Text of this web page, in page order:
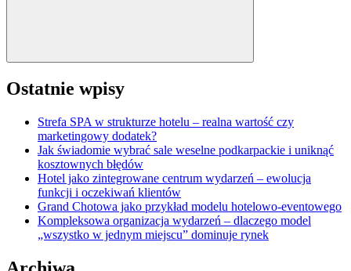
Ostatnie wpisy
Strefa SPA w strukturze hotelu – realna wartość czy
marketingowy dodatek?
Jak świadomie wybrać sale weselne podkarpackie i uniknąć
kosztownych błędów
Hotel jako zintegrowane centrum wydarzeń – ewolucja
funkcji i oczekiwań klientów
Grand Chotowa jako przykład modelu hotelowo-eventowego
Kompleksowa organizacja wydarzeń – dlaczego model
„wszystko w jednym miejscu” dominuje rynek